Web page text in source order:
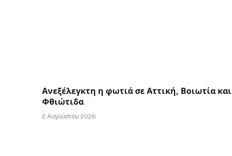
Ανεξέλεγκτη η φωτιά σε Αττική, Βοιωτία και
Φθιώτιδα
2 Αυγούστου 2026